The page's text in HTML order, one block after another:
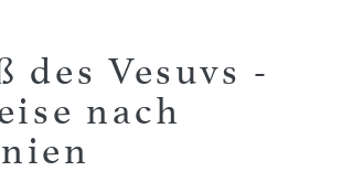
des Vesuvs -
nach